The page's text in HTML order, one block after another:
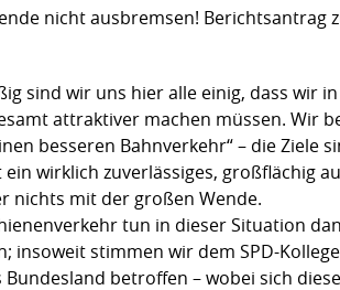
nicht ausbremsen! Berichtsantrag
sind wir uns hier alle einig, dass wir
attraktiver machen müssen. Wir
besseren Bahnverkehr“ – die Ziele
wirklich zuverlässiges, großflächig
nichts mit der großen Wende.
tun in dieser Situation
insoweit stimmen wir dem SPD-
betroffen – wobei sich